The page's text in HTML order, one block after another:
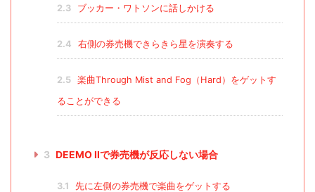
2.3 ブッカー・ワトソンに話しかける
2.4 右側の券売機できらきら星を演奏する
2.5
楽曲Through Mist and Fog（Hard）をゲットす
ることができる
3 DEEMO IIで券売機が反応しない場合
3.1 先に左側の券売機で楽曲をゲットする